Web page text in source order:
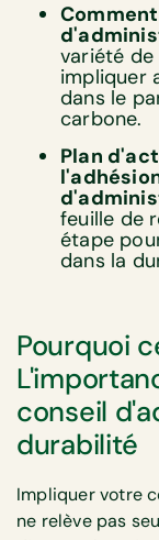
variété
impliquer
dans le
carbone.
Plan
feuille de
étape
dans la
Pourquoi
conseil
durabilité
Impliquer votre
ne relève pas